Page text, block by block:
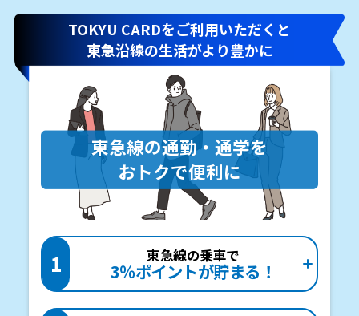
TOKYU CARDをご利用いただくと
東急沿線の生活がより豊かに
東急線の通勤・通学を
おトクで便利に
1 東急線の乗車で
3％ポイントが貯まる！